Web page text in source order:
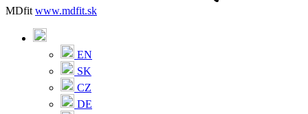
MDfit www.mdfit.sk
EN
SK
CZ
DE